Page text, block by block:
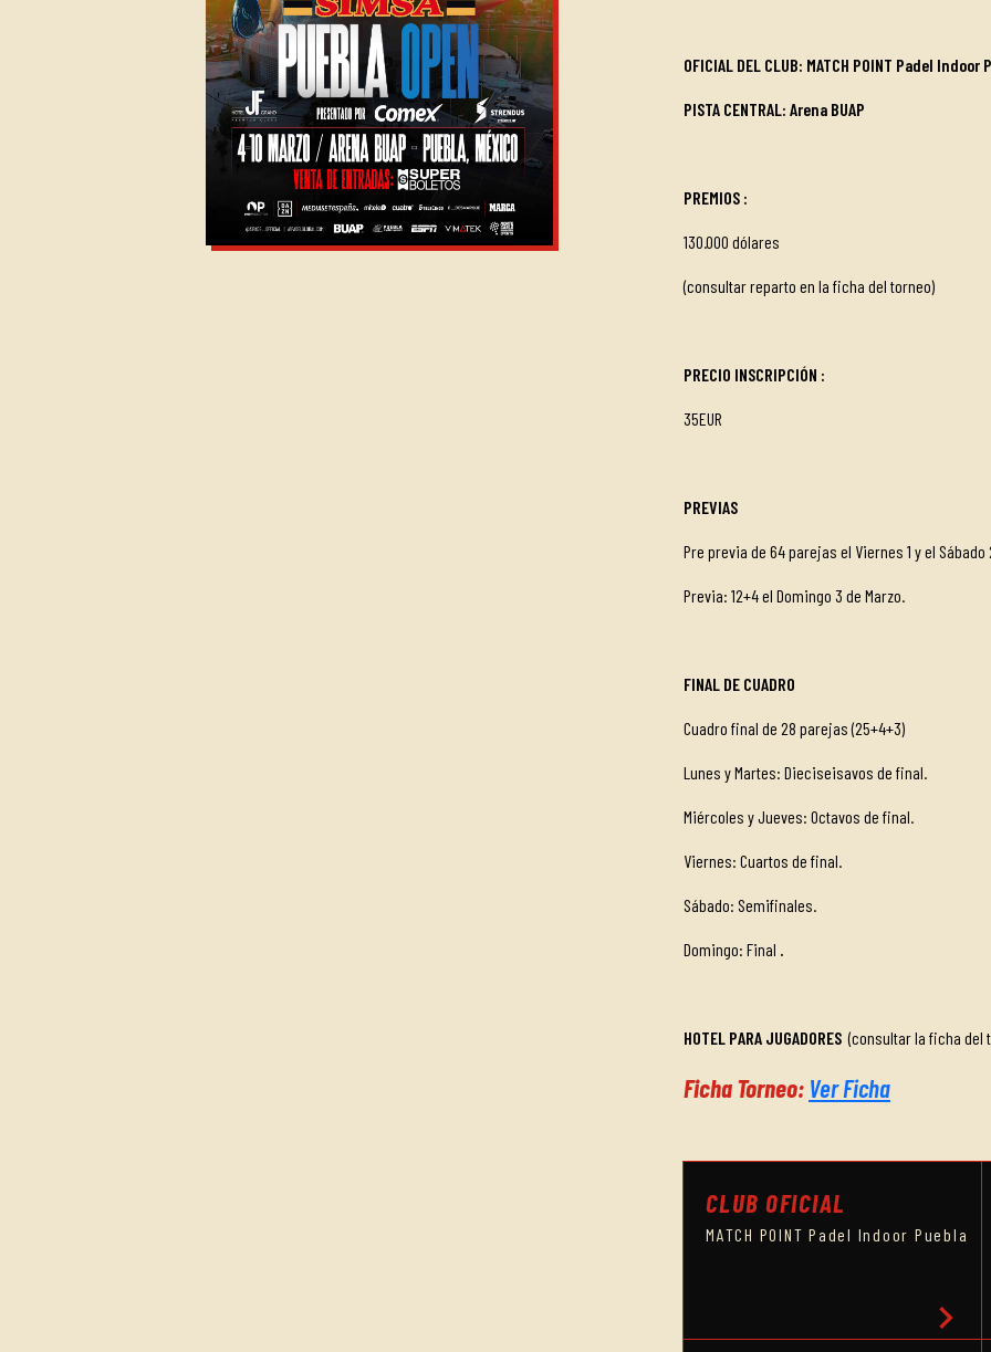
OFICIAL DEL CLUB: MATCH POINT Padel Indoor
PISTA CENTRAL: Arena BUAP
PREMIOS :
130.000 dólares
(consultar reparto en la ficha del torneo)
PRECIO INSCRIPCIÓN :
35EUR
PREVIAS
Pre previa de 64 parejas el Viernes 1 y el Sábado
Previa: 12+4 el Domingo 3 de Marzo.
FINAL DE CUADRO
Cuadro final de 28 parejas (25+4+3)
Lunes y Martes: Dieciseisavos
Miércoles y Jueves: Octavos de final.
Viernes: Cuartos de final.
Sábado: Semifinales.
Domingo: Final .
HOTEL PARA JUGADORES (consultar la ficha del
Ficha Torneo: Ver Ficha
CLUB OFICIAL
MATCH POINT Padel Indoor Puebla
chevron_right